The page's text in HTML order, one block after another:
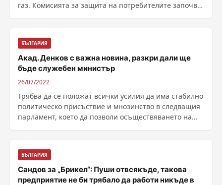
газ. Комисията за защита на потребителите започва
БЪЛГАРИЯ
Акад. Денков с важна новина, разкри дали ще
бъде служебен министър
26/07/2022
Трябва да се положат всички усилия да има стабилно
политическо присъствие и мнозинство в следващия
парламент, което да позволи осъществяването на
БЪЛГАРИЯ
Сандов за „Брикел“: Пуши отвсякъде, такова
предприятие не би трябало да работи никъде в